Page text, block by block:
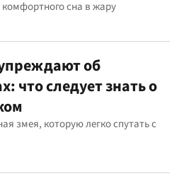
сна в жару
об
что следует знать о
змея, которую легко спутать с